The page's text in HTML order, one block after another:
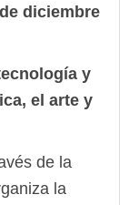
diciembre
y
el arte y
de la
la